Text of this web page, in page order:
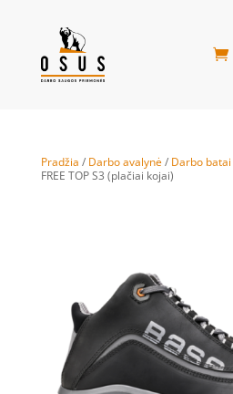
Pradžia / Darbo avalynė/ Darbo batai
FREE TOP S3 (plačiai kojai)